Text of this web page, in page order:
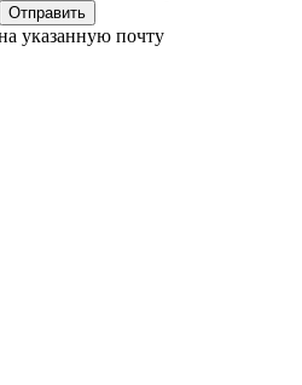
Отправить
указанную почту